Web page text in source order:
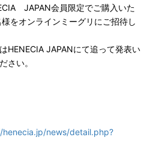
JAPAN会員限定でご購入いた
をオンラインミーグリにご招待し
HENECIA JAPANにて追って発表い
さい。
news/detail.php?